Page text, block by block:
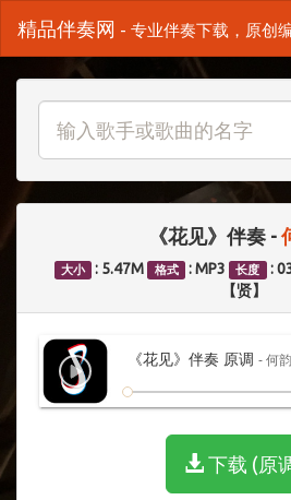
精品伴奏网 - 专业伴奏下载，原创
《花见》伴奏 -
大小 : 5.47M 格式 : MP3 长度 :
【贤】
《花见》伴奏 原调 - 何
下载 (原